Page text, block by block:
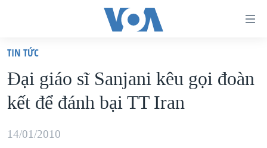
truy
cập
Tới
dung
VIỆT NAM
HOA KỲ
BIỂN ĐÔNG
TIN TỨC
Đại giáo sĩ Sanjani kêu gọi đoàn
kết để đánh bại TT Iran
14/01/2010